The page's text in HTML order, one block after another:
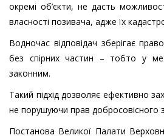
окремі об’єкти, не дасть
власності позивача, адже їх
Водночас відповідач зберігає
без спірних частин – тобто у
законним.
Такий підхід дозволяє ефективно
не порушуючи прав добросовісного
Постанова Великої Палати